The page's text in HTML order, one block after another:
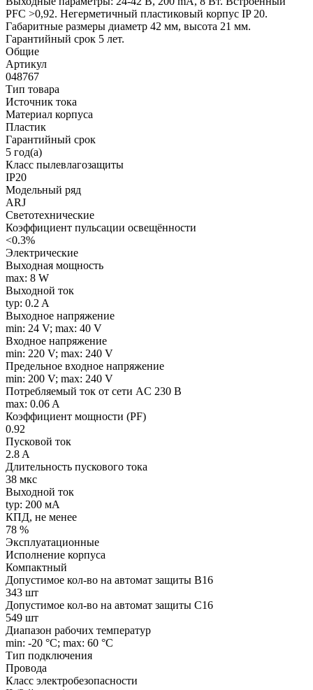
PFC >0,92. Негерметичный пластиковый корпус IP 20.
Габаритные размеры диаметр 42 мм, высота 21 мм.
Гарантийный срок 5 лет.
Общие
Артикул
048767
Тип товара
Источник тока
Материал корпуса
Пластик
Гарантийный срок
5 год(а)
Класс пылевлагозащиты
IP20
Модельный ряд
ARJ
Светотехнические
Коэффициент пульсации освещённости
<0.3%
Электрические
Выходная мощность
max: 8 W
Выходной ток
typ: 0.2 A
Выходное напряжение
min: 24 V; max: 40 V
Входное напряжение
min: 220 V; max: 240 V
Предельное входное напряжение
min: 200 V; max: 240 V
Потребляемый ток от сети AC 230 В
max: 0.06 A
Коэффициент мощности (PF)
0.92
Пусковой ток
2.8 A
Длительность пускового тока
38 мкс
Выходной ток
typ: 200 мA
КПД, не менее
78 %
Эксплуатационные
Исполнение корпуса
Компактный
Допустимое кол-во на автомат защиты B16
343 шт
Допустимое кол-во на автомат защиты C16
549 шт
Диапазон рабочих температур
min: -20 °C; max: 60 °C
Тип подключения
Провода
Класс электробезопасности